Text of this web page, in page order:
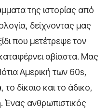
της ιστορίας από
δείχνοντας μας
που μετέτρεψε τον
αβίαστα. Μας
Αμερική των 60s,
δίκαιο και το άδικο,
Ένας ανθρωπιστικός